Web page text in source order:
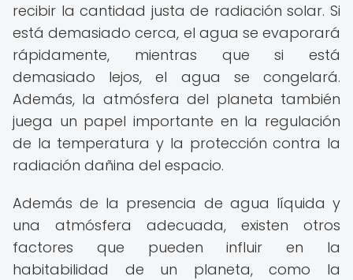
recibir la cantidad justa de radiación solar. Si
está demasiado cerca, el agua se evaporará
rápidamente, mientras que si está
demasiado lejos, el agua se congelará.
Además, la atmósfera del planeta también
juega un papel importante en la regulación
de la temperatura y la protección contra la
radiación dañina del espacio.
Además de la presencia de agua líquida y
una atmósfera adecuada, existen otros
factores que pueden influir en la
habitabilidad de un planeta, como la